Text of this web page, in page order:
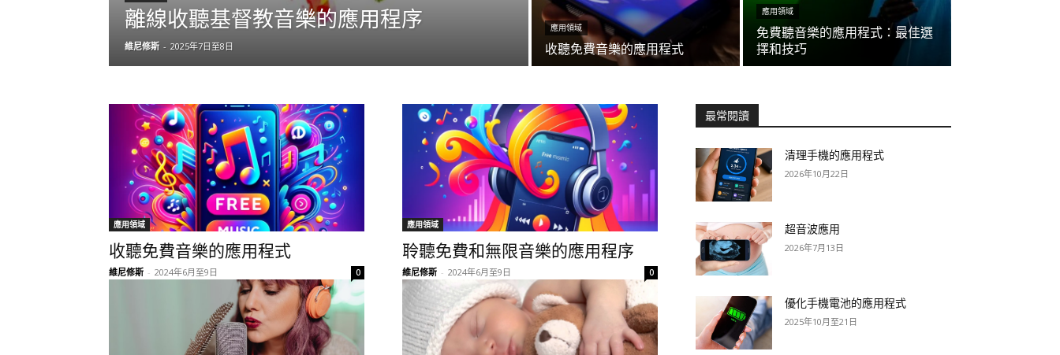
離線收聽基督教音樂的應用程序
維尼修斯 - 2025年7日至8日
應用領域
收聽免費音樂的應用程式
應用領域
免費聽音樂的應用程式：最佳選
擇和技巧
應用領域
收聽免費音樂的應用程式
維尼修斯 - 2024年6月至9日 0
應用領域
聆聽免費和無限音樂的應用程序
維尼修斯 - 2024年6月至9日 0
最常閱讀
清理手機的應用程式
2026年10月22日
超音波應用
2026年7月13日
優化手機電池的應用程式
2025年10月至21日